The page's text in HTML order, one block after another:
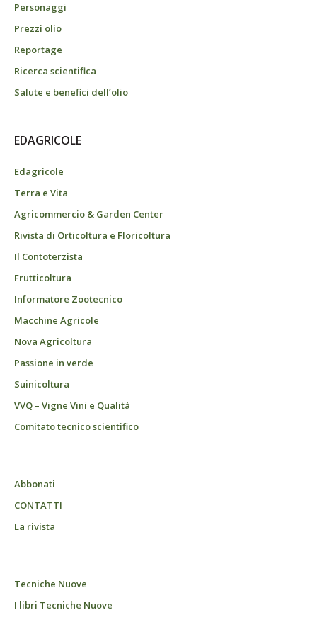
Personaggi
Prezzi olio
Reportage
Ricerca scientifica
Salute e benefici dell’olio
EDAGRICOLE
Edagricole
Terra e Vita
Agricommercio & Garden Center
Rivista di Orticoltura e Floricoltura
Il Contoterzista
Frutticoltura
Informatore Zootecnico
Macchine Agricole
Nova Agricoltura
Passione in verde
Suinicoltura
VVQ – Vigne Vini e Qualità
Comitato tecnico scientifico
Abbonati
CONTATTI
La rivista
Tecniche Nuove
I libri Tecniche Nuove